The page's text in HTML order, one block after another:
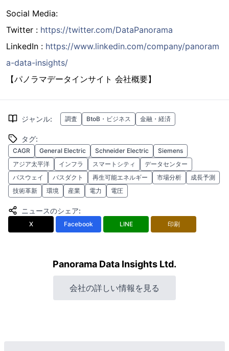
Social Media:
Twitter : https://twitter.com/DataPanorama
LinkedIn : https://www.linkedin.com/company/panoram
a-data-insights/
【パノラマデータインサイト 会社概要】
ジャンル: 調査 BtoB・ビジネス 金融・経済
タグ:
CAGR General Electric Schneider Electric
Siemens
アジア太平洋
インフラ スマートシティ
データセンター
バスウェイ
バスダクト 再生可能エネルギー 市場分析
成長予測
技術革新
環境 産業 電力 電圧
ニュースのシェア:
X Facebook LINE 印刷
Panorama Data Insights Ltd.
会社の詳しい情報を見る